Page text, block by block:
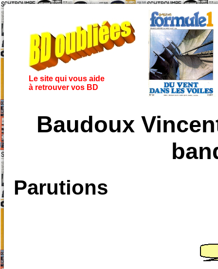
Le site qui vous aide
à retrouver vos BD
Baudoux
Parutions